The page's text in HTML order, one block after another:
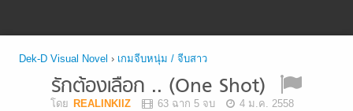
Dek-D Visual Novel › เกมจีบหนุ่ม / จีบสาว
รักต้องเลือก .. (One Shot)
โดย REALINKIIZ 63 ฉาก 5 จบ
4 ม.ค. 2558